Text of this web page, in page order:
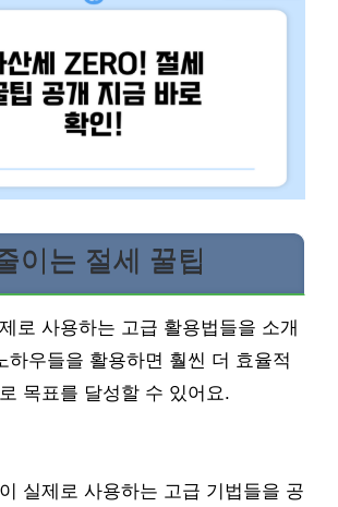
이는 절세 꿀팁
로 사용하는 고급 활용법들을 소개
하우들을 활용하면 훨씬 더 효율적
목표를 달성할 수 있어요.
실제로 사용하는 고급 기법들을 공